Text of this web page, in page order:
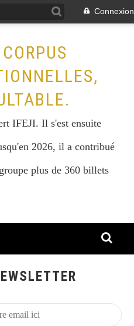
Connexion
IFEJI. Il s'est ensuite
2026, il a contribué
plus de 360 billets